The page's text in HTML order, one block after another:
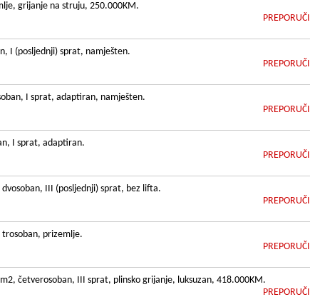
grijanje na struju, 250.000KM.
PREPORUČI
I (posljednji) sprat, namješten.
PREPORUČI
I sprat, adaptiran, namješten.
PREPORUČI
I sprat, adaptiran.
PREPORUČI
III (posljednji) sprat, bez lifta.
PREPORUČI
trosoban, prizemlje.
PREPORUČI
četverosoban, III sprat, plinsko grijanje, luksuzan, 418.000KM.
PREPORUČI